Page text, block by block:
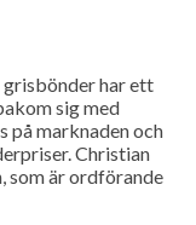
grisbönder har ett
sig med
på marknaden och
Christian
som är ordförande